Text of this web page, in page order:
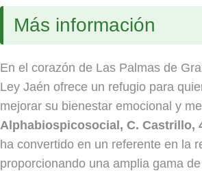
Más información
En el corazón de Las Palmas de
Ley Jaén ofrece un refugio para
mejorar su bienestar emocional y
Alphabiospicosocial, C. Castrillo,
ha convertido en un referente en la
proporcionando una amplia gama